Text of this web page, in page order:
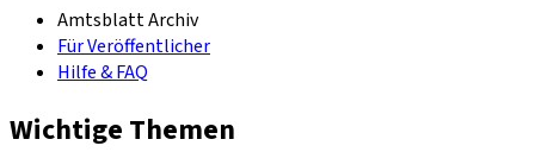
Amtsblatt Archiv
Für Veröffentlicher
Hilfe & FAQ
Wichtige Themen